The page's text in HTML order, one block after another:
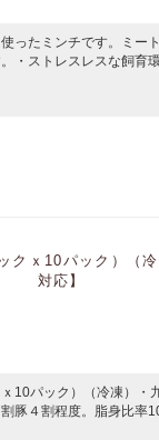
ったミンチです。ミー
・ストレスレスな飼育
ｘ10パック）（冷
対応】
パック）（冷凍）・
豚４割程度。脂身比率